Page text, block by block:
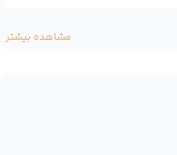
مشاهده بیشتر